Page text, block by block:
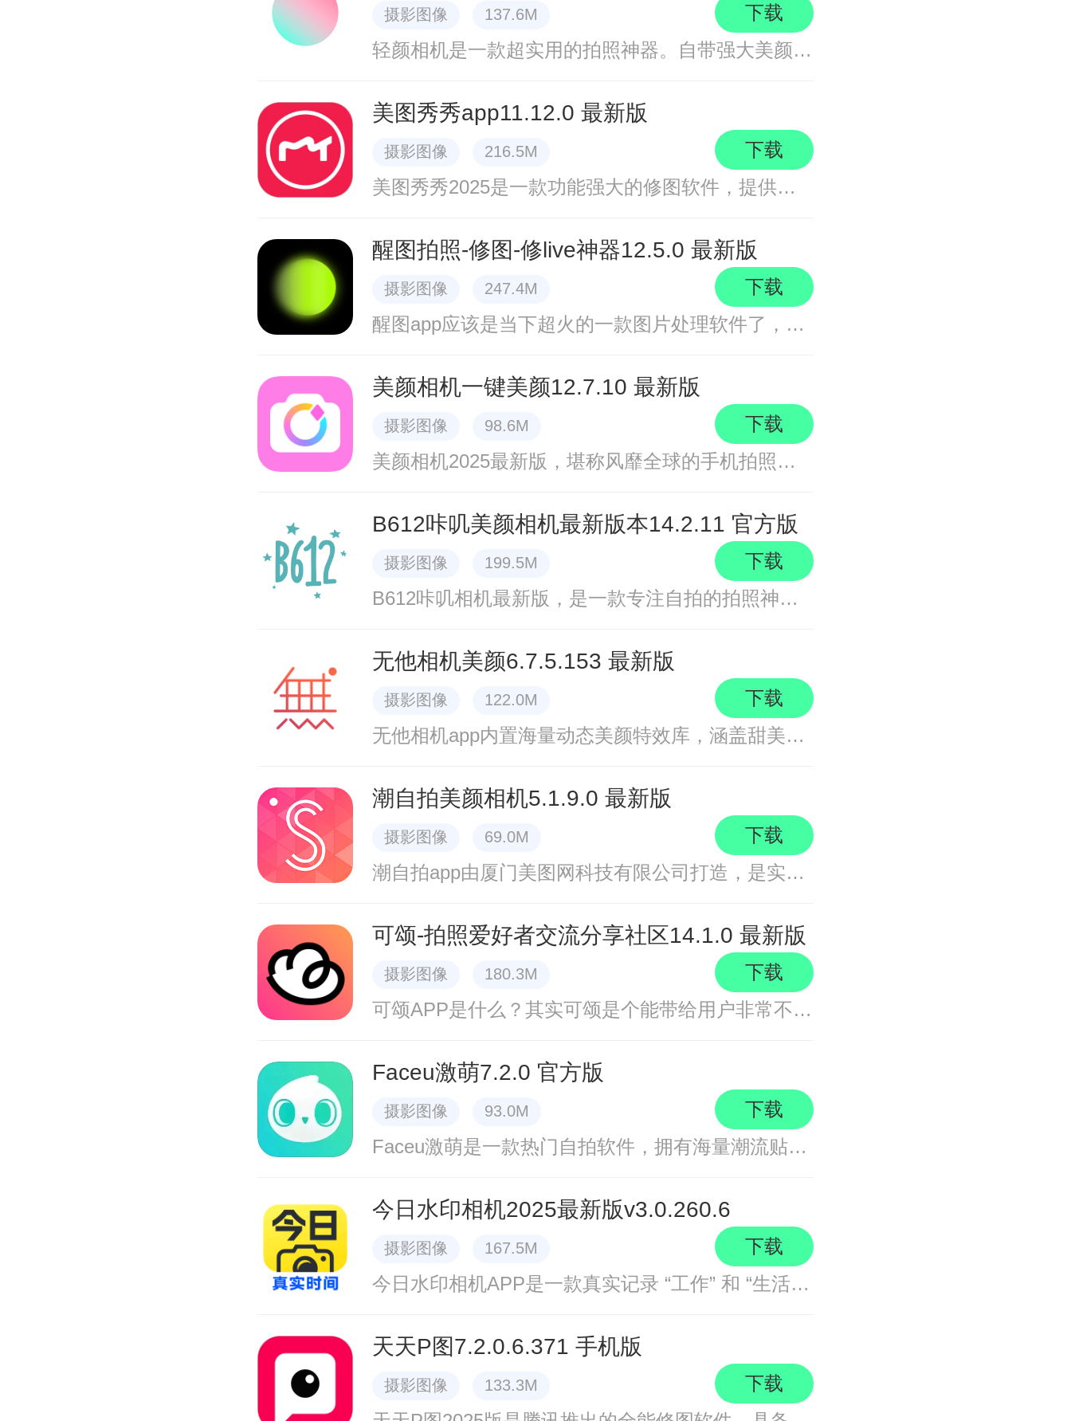
摄影图像 137.6M
轻颜相机是一款超实用的拍照神器。自带强大美颜功能，能直接拍出好看照片，效果自然清新，轻松定格美丽瞬间。平台还提供拍照技巧指
下载
美图秀秀app11.12.0 最新版
摄影图像 216.5M
美图秀秀2025是一款功能强大的修图软件，提供丰富的照片美化工具、人像美容特效和趣味贴图等功能，帮助用户轻松编辑并自信分享照片
下载
醒图拍照-修图-修live神器12.5.0 最新版
摄影图像 247.4M
醒图app应该是当下超火的一款图片处理软件了，很多专属的功能，是那种老的旧的P图app没有的，各种风格和模式，各种图片处理的素材，
下载
美颜相机一键美颜12.7.10 最新版
摄影图像 98.6M
美颜相机2025最新版，堪称风靡全球的手机拍照神器，主打还原美貌，海量美颜特效任你玩，一键开启就能轻松拍出超好看大片，秒变摄影
下载
B612咔叽美颜相机最新版本14.2.11 官方版
摄影图像 199.5M
B612咔叽相机最新版，是一款专注自拍的拍照神器。在众多手机拍照应用中，专为自拍设计的并不多，而它便是其中的佼佼者。操作极简到
下载
无他相机美颜6.7.5.153 最新版
摄影图像 122.0M
无他相机app内置海量动态美颜特效库，涵盖甜美萌系、元气少女、复古港风等多种风格动态贴纸，实时跟随面部表情智能适配，让自拍充满
下载
潮自拍美颜相机5.1.9.0 最新版
摄影图像 69.0M
潮自拍app由厦门美图网科技有限公司打造，是实用的美颜相机软件。它能助力用户拍出大片质感，重拾自信。内置好莱坞电影、纽约都市、
下载
可颂-拍照爱好者交流分享社区14.1.0 最新版
摄影图像 180.3M
可颂APP是什么？其实可颂是个能带给用户非常不错的拍照分享和社交互动的平台，在这里用户可以将自己精心拍摄的照片上传至 APP，分享
下载
Faceu激萌7.2.0 官方版
摄影图像 93.0M
Faceu激萌是一款热门自拍软件，拥有海量潮流贴纸、精美滤镜和美颜功能，支持搞怪、卖萌等多种拍摄玩法，界面简洁美观，非常适合喜欢
下载
今日水印相机2025最新版v3.0.260.6
摄影图像 167.5M
今日水印相机APP是一款真实记录 “工作” 和 “生活” 的应用，拥有专业的水印模板，适用于工作拍照留痕、团队考勤打卡、工程施工管
下载
天天P图7.2.0.6.371 手机版
摄影图像 133.3M 下载